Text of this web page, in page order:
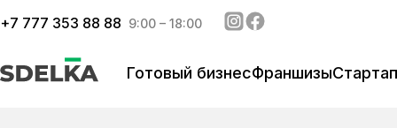
+7 777 353 88 88 9:00 – 18:00
Готовый бизнесФраншизы